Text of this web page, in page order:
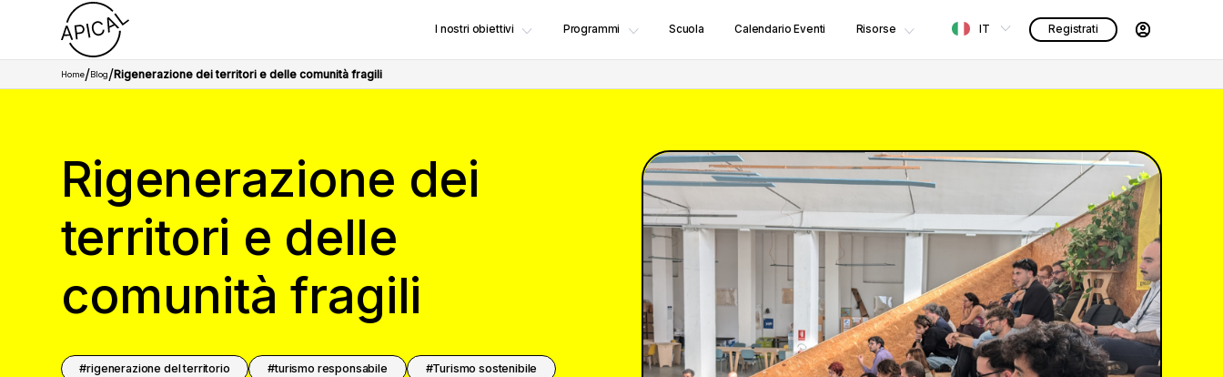
I nostri obiettivi Programmi Scuola Calendario Eventi Risorse IT Registrati
Home/Blog/Rigenerazione dei territori e delle comunità fragili
Rigenerazione dei
territori e delle
comunità fragili
rigenerazione del territorio turismo responsabile Turismo sostenibile